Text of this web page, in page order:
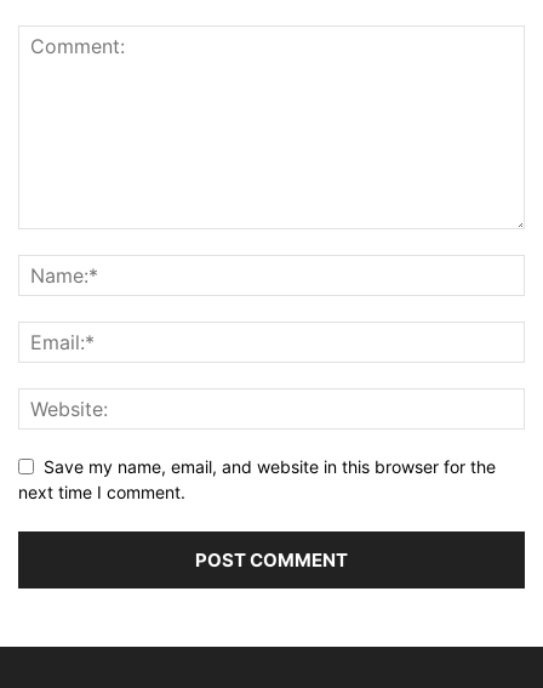
Save my name, email, and website in this browser for the
next time I comment.